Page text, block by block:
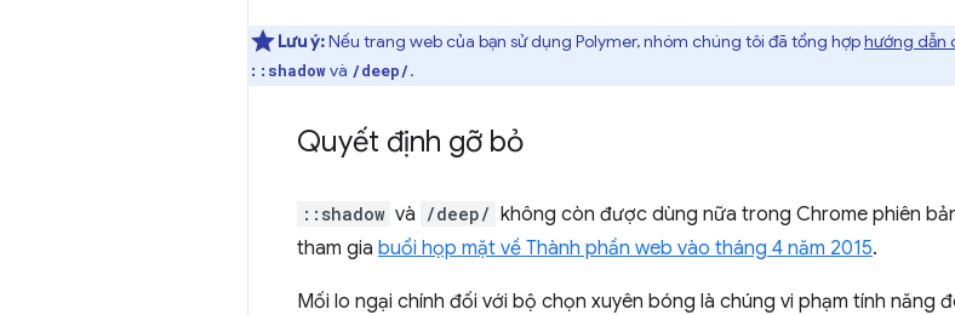
Lưu ý:Nếu trang web của bạn sử dụng Polymer, nhóm chúng tôi đã tổng hợphướng dẫn
::shadowvà /deep/.
Quyết định gỡ bỏ
::shadow và /deep/ không còn được dùng nữa trong Chrome phiên
tham gia buổi họp mặt về Thành phần web vào tháng 4 năm 2015.
Mối lo ngại chính đối với bộ chọn xuyên bóng là chúng vi phạm tính năng